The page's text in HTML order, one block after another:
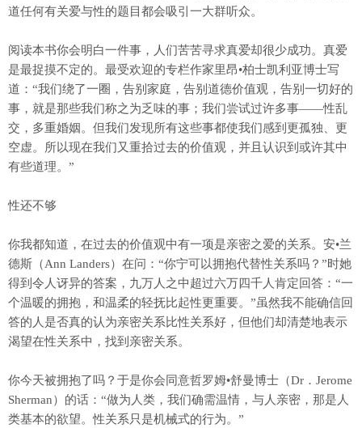
道任何有关爱与性的题目都会吸引一大群听众。
阅读本书你会明白一件事，人们苦苦寻求真爱却很少成功。真爱
是最捉摸不定的。最受欢迎的专栏作家里昂•柏士凯利亚博士写
道：“我们绕了一圈，告别家庭，告别道德价值观，告别一切好的
事，就是那些我们称之为乏味的事；我们尝试过许多事——性乱
交，多重婚姻。但我们发现所有这些事都使我们感到更孤独、更
空虚。所以现在我们又重拾过去的价值观，并且认识到或许其中
有些道理。”
性还不够
你我都知道，在过去的价值观中有一项是亲密之爱的关系。安•兰
德斯（Ann Landers）在问：“你宁可以拥抱代替性关系吗？”时她
得到令人讶异的答案，九万人之中超过六万四千人肯定回答：“一
个温暖的拥抱，和温柔的轻抚比起性更重要。”虽然我不能确信回
答的人是否真的认为亲密关系比性关系好，但他们却清楚地表示
渴望在性关系中，找到亲密关系。
你今天被拥抱了吗？于是你会同意哲罗姆•舒曼博士（Dr．Jerome
Sherman）的话：“做为人类，我们确需温情，与人亲密，那是人
类基本的欲望。性关系只是机械式的行为。”